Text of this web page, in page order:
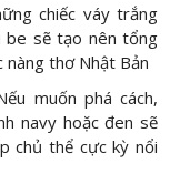
chiếc váy trắng
be sẽ tạo nên tổng
thơ Nhật Bản
muốn phá cách,
navy hoặc đen sẽ
chủ thể cực kỳ nổi